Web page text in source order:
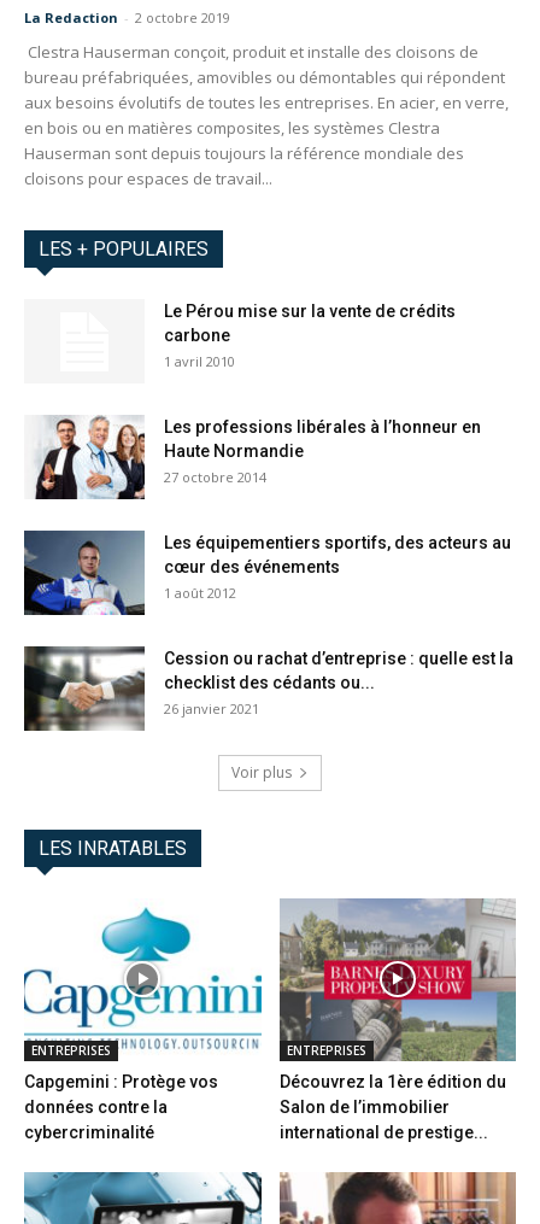
La Redaction - 2 octobre 2019
Clestra Hauserman conçoit, produit et installe des cloisons de
bureau préfabriquées, amovibles ou démontables qui répondent
aux besoins évolutifs de toutes les entreprises. En acier, en verre,
en bois ou en matières composites, les systèmes Clestra
Hauserman sont depuis toujours la référence mondiale des
cloisons pour espaces de travail...
LES + POPULAIRES
Le Pérou mise sur la vente de crédits
carbone
1 avril 2010
Les professions libérales à l’honneur en
Haute Normandie
27 octobre 2014
Les équipementiers sportifs, des acteurs au
cœur des événements
1 août 2012
Cession ou rachat d’entreprise : quelle est la
checklist des cédants ou...
26 janvier 2021
Voir plus
LES INRATABLES
ENTREPRISES
Capgemini : Protège vos
données contre la
cybercriminalité
ENTREPRISES
Découvrez la 1ère édition du
Salon de l’immobilier
international de prestige...